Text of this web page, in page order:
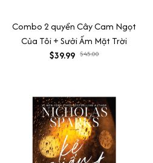
Combo 2 quyển Cây Cam Ngọt
Của Tôi + Sưởi Ấm Mặt Trời
$39.99 $45.00